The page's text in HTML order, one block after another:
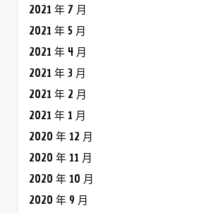
2021 年 7 月
2021 年 5 月
2021 年 4 月
2021 年 3 月
2021 年 2 月
2021 年 1 月
2020 年 12 月
2020 年 11 月
2020 年 10 月
2020 年 9 月